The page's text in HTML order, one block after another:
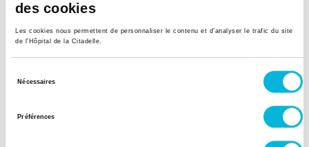
des cookies
Les cookies nous permettent de personnaliser le contenu et d’analyser le trafic du site
de l'Hôpital de la Citadelle.
Nécessaires
Préférences
Après-midi
Mercredi
Matin